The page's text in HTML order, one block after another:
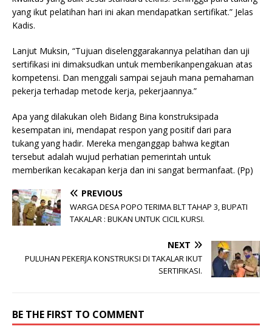
yang ikut pelatihan hari ini akan mendapatkan sertifikat.” Jelas
Kadis.
Lanjut Muksin, “Tujuan diselenggarakannya pelatihan dan uji
sertifikasi ini dimaksudkan untuk memberikanpengakuan atas
kompetensi. Dan menggali sampai sejauh mana pemahaman
pekerja terhadap metode kerja, pekerjaannya.”
Apa yang dilakukan oleh Bidang Bina konstruksipada
kesempatan ini, mendapat respon yang positif dari para
tukang yang hadir. Mereka menganggap bahwa kegitan
tersebut adalah wujud perhatian pemerintah untuk
memberikan kecakapan kerja dan ini sangat bermanfaat. (Pp)
PREVIOUS
WARGA DESA POPO TERIMA BLT TAHAP 3, BUPATI
TAKALAR : BUKAN UNTUK CICIL KURSI.
NEXT
PULUHAN PEKERJA KONSTRUKSI DI TAKALAR IKUT
SERTIFIKASI.
BE THE FIRST TO COMMENT